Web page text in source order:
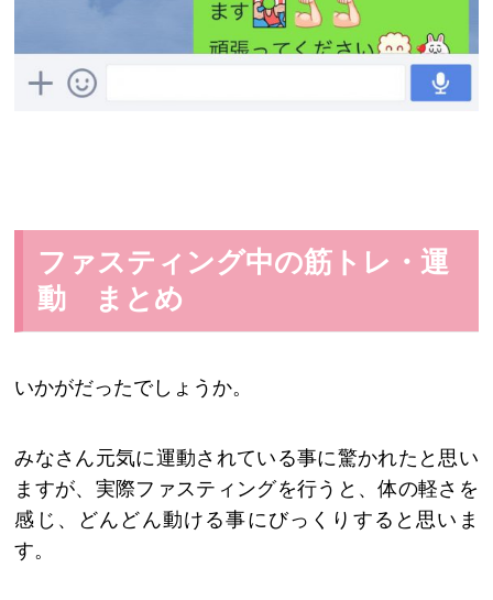
ファスティング中の筋トレ・運
動 まとめ
いかがだったでしょうか。
みなさん元気に運動されている事に驚かれたと思い
ますが、実際ファスティングを行うと、体の軽さを
感じ、どんどん動ける事にびっくりすると思いま
す。